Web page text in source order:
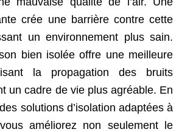
crée une barrière contre cette
un environnement plus sain.
bien isolée offre une meilleure
la propagation des bruits
un cadre de vie plus agréable. En
solutions d’isolation adaptées à
améliorez non seulement le